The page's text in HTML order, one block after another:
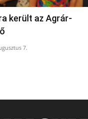
került az Agrár-
7.